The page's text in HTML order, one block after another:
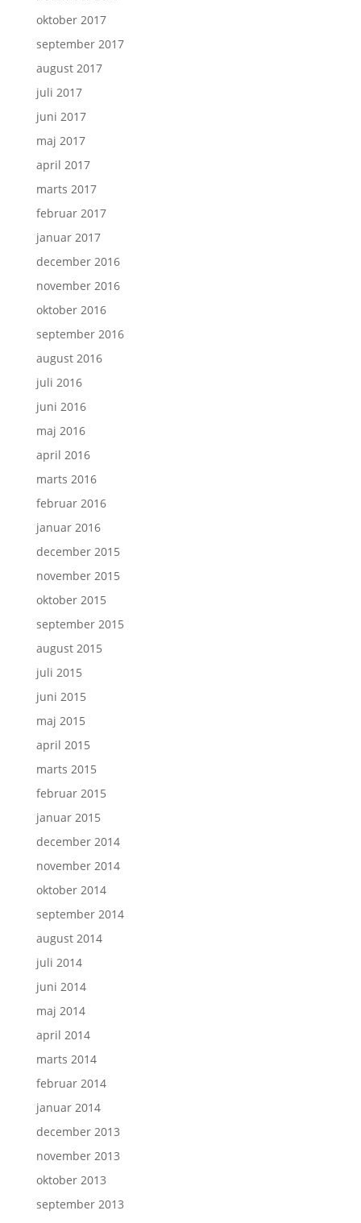
oktober 2017
september 2017
august 2017
juli 2017
juni 2017
maj 2017
april 2017
marts 2017
februar 2017
januar 2017
december 2016
november 2016
oktober 2016
september 2016
august 2016
juli 2016
juni 2016
maj 2016
april 2016
marts 2016
februar 2016
januar 2016
december 2015
november 2015
oktober 2015
september 2015
august 2015
juli 2015
juni 2015
maj 2015
april 2015
marts 2015
februar 2015
januar 2015
december 2014
november 2014
oktober 2014
september 2014
august 2014
juli 2014
juni 2014
maj 2014
april 2014
marts 2014
februar 2014
januar 2014
december 2013
november 2013
oktober 2013
september 2013